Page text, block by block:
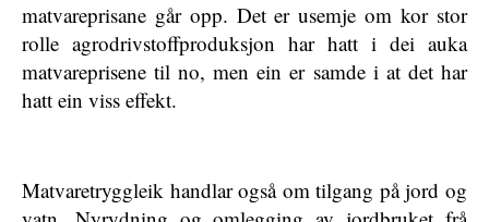
matvareprisane går opp. Det er usemje om kor stor
rolle agrodrivstoffproduksjon har hatt i dei auka
matvareprisene til no, men ein er samde i at det har
hatt ein viss effekt.
Matvaretryggleik handlar også om tilgang på jord og